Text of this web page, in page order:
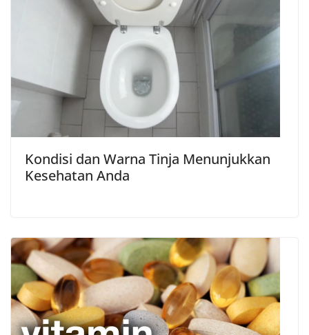
Kondisi dan Warna Tinja Menunjukkan
Kesehatan Anda